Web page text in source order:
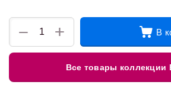
+
− В
Все товары коллекции